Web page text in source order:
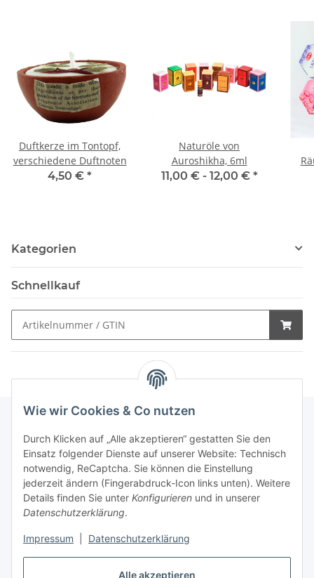
Alle akzeptieren
Wie wir Cookies & Co nutzen
Durch Klicken auf „Alle akzeptieren“ gestatten Sie den
Einsatz folgender Dienste auf unserer Website: Technisch
notwendig, ReCaptcha. Sie können die Einstellung
jederzeit ändern (Fingerabdruck-Icon links unten). Weitere
Details finden Sie unter Konfigurieren und in unserer
Datenschutzerklärung.
Impressum Datenschutzerklärung
Duftkerze im Tontopf,
verschiedene Duftnoten
4,50 € *
Naturöle von
Auroshikha, 6ml
11,00 € - 12,00 € *
Kategorien
Schnellkauf
Schnellkauf
Gesetzliche Informationen